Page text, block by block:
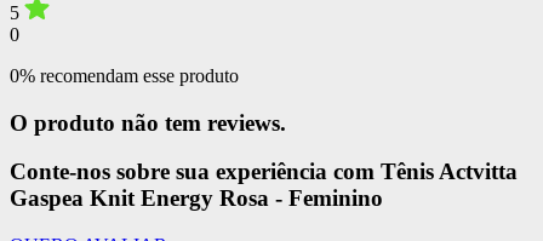
5
0
0% recomendam esse produto
O produto não tem reviews.
Conte-nos sobre sua experiência com Tênis Actvitta
Gaspea Knit Energy Rosa - Feminino